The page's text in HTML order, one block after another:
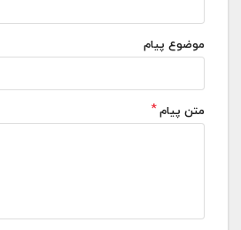
موضوع پیام
متن پیام